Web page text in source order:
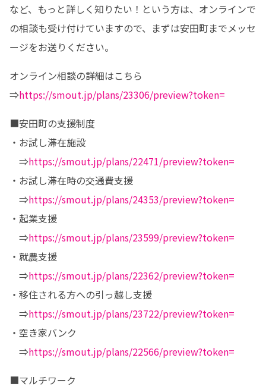
など、もっと詳しく知りたい！という方は、オンラインで
の相談も受け付けていますので、まずは安田町までメッセ
ージをお送りください。
オンライン相談の詳細はこちら
⇒https://smout.jp/plans/23306/preview?token=
■安田町の支援制度
・お試し滞在施設
⇒https://smout.jp/plans/22471/preview?token=
・お試し滞在時の交通費支援
⇒https://smout.jp/plans/24353/preview?token=
・起業支援
⇒https://smout.jp/plans/23599/preview?token=
・就農支援
⇒https://smout.jp/plans/22362/preview?token=
・移住される方への引っ越し支援
⇒https://smout.jp/plans/23722/preview?token=
・空き家バンク
⇒https://smout.jp/plans/22566/preview?token=
■マルチワーク